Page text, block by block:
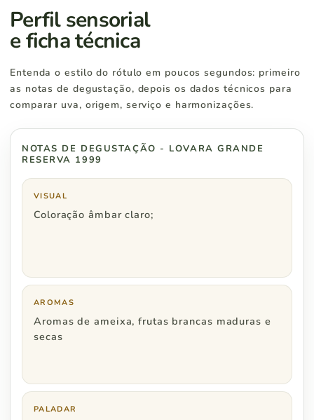
Santa Catarina
Paraná R$ 500
Região Sudeste Pedidos a partir de
Espírito Santo
Perfil sensorial
e ficha técnica
Entenda o estilo do rótulo em poucos segundos: primeiro
as notas de degustação, depois os dados técnicos para
comparar uva, origem, serviço e harmonizações.
NOTAS DE DEGUSTAÇÃO - LOVARA GRANDE
RESERVA 1999
VISUAL
Coloração âmbar claro;
AROMAS
Aromas de ameixa, frutas brancas maduras e
secas
PALADAR